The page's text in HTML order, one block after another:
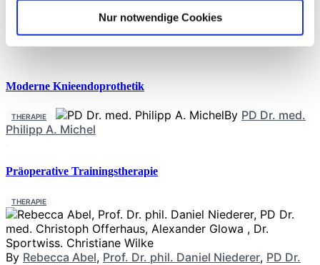
Nur notwendige Cookies
Timing und spezifische Nährstoffempfehlungen wird gezeigt,
wie Athleten ihre Leistungsfähigkeit durch verbesserte
Moderne Knieendoprothetik
THERAPIE By PD Dr. med.
Philipp A. Michel
Präoperative Trainingstherapie
THERAPIE
By Rebecca Abel, Prof. Dr. phil. Daniel Niederer, PD Dr.